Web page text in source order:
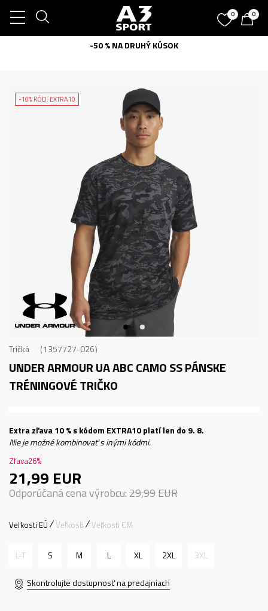
0 0
-50 % NA DRUHÝ KÚSOK
-10% KÓD: EXTRA10
Tričká 1357727-026
UNDER ARMOUR UA ABC CAMO SSPÁNSKE
TRÉNINGOVÉ TRIČKO
Extra zľava 10 % s kódom EXTRA10 platí len do 9. 8.
Nie je možné kombinovať s inými kódmi.
Zľava26%
21,99 EUR
Odporúčaná cena výrobcu:29,99EUR
Veľkosti EÚ Veľkosti Veľkosti CM
L-T S M L XL 2XL 3XL
Skontrolujte dostupnosť na predajniach